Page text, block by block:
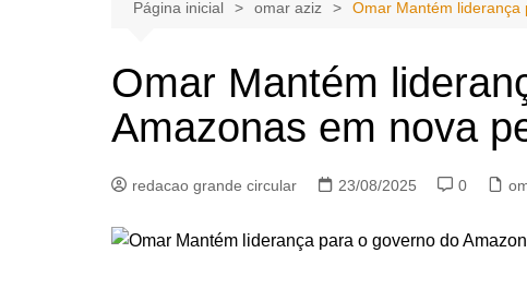
Página inicial omar aziz Omar Mantém liderança
Omar Mantém
Amazonas em nova
redacao grande circular 23/08/2025 0